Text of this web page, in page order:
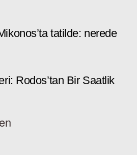
tatilde: nerede
Rodos’tan Bir Saatlik